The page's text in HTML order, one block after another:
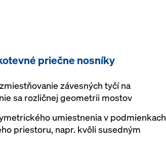
priečne nosníky
závesných tyčí na
sa rozličnej geometrii mostov
umiestnenia v podmienkach
priestoru, napr. kvôli susedným